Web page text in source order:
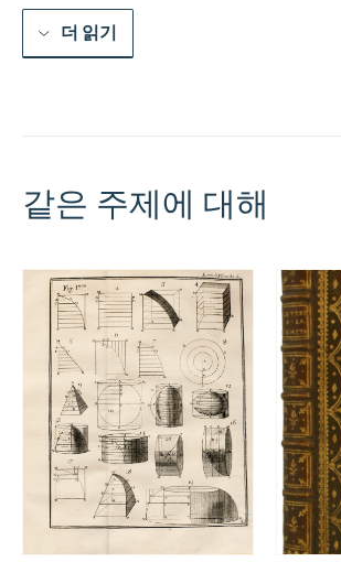
&
figuris,
량
더 읽기
같은 주제에 대해